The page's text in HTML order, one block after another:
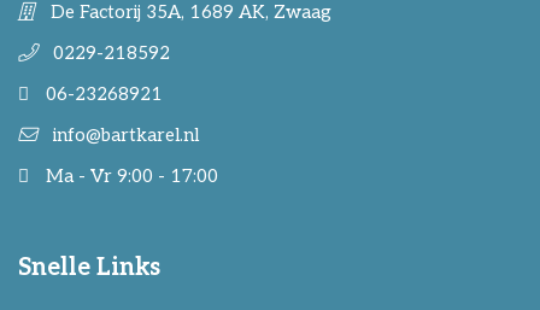
De Factorij 35A, 1689 AK, Zwaag
0229-218592
06-23268921
info@bartkarel.nl
Ma - Vr 9:00 - 17:00
Snelle Links